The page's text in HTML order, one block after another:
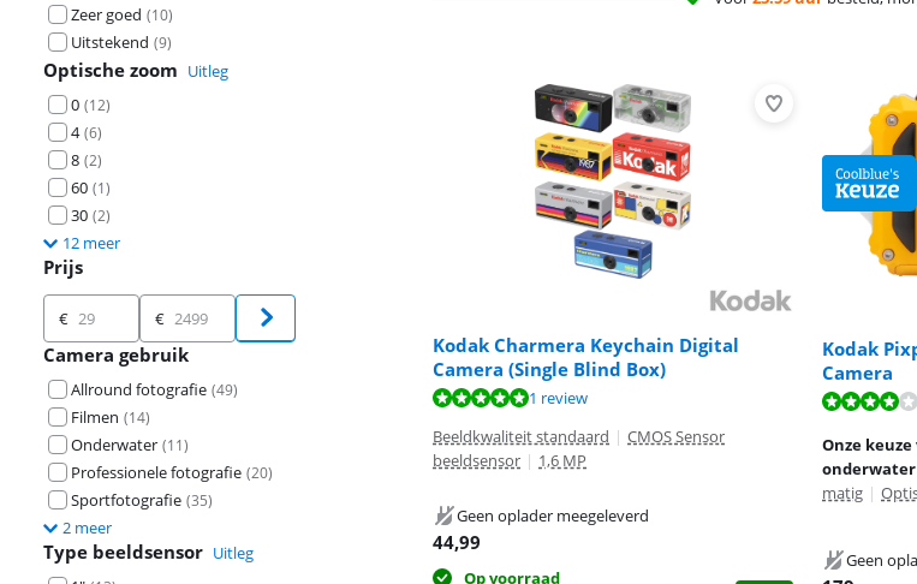
Zeer goed (10)
Uitstekend (9)
Optische zoom Uitleg
0 (12)
4 (6)
8 (2)
60 (1)
30 (2)
12 meer
Prijs
Prijs
€ €
Camera gebruik
Allround fotografie (49)
Filmen (14)
Onderwater (11)
Professionele fotografie (20)
Sportfotografie (35)
2 meer
Type beeldsensor Uitleg
Kodak Charmera Keychain Digital
Camera (Single Blind Box)
Beoordeling is 10 van de 10, gebaseerd op 1 review.
1 review
Beeldkwaliteit standaard | CMOS Sensor
beeldsensor | 1,6 MP
Geen oplader meegeleverd
44,99
Op voorraad
Kodak
Camera
Beoordeling is 8,0 van de 10, gebaseerd op 7 reviews.
Onze
matig |
Geen
Beoordeling is 8,8 van de 10, gebaseerd op 6 reviews.